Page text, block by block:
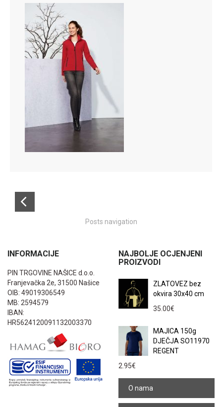
Posts navigation
INFORMACIJE
PIN TRGOVINE NAŠICE d.o.o.
Franjevačka 2e, 31500 Našice
OIB: 49019306549
MB: 2594579
IBAN:
HR5624120091132003370
NAJBOLJE OCJENJENI
PROIZVODI
ZLATOVEZ bez
okvira 30x40 cm
35.00€
MAJICA 150g
DJEČJA SO11970
REGENT
2.95€
O nama